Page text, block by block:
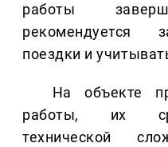
работы
рекомендуется
поездки и
На объекте
работы, их
технической